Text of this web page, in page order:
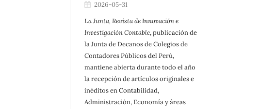
2026-05-31
La Junta, Revista de Innovación e
Investigación Contable, publicación de
la Junta de Decanos de Colegios de
Contadores Públicos del Perú,
mantiene abierta durante todo el año
la recepción de artículos originales e
inéditos en Contabilidad,
Administración, Economía y áreas